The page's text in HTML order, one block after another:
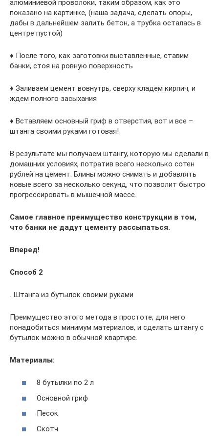
алюминиевой проволоки, таким образом, как это
показано на картинке, (наша задача, сделать опоры,
дабы в дальнейшем залить бетон, а трубка осталась в
центре пустой)
♦ После того, как заготовки выставленные, ставим
банки, стоя на ровную поверхность
♦ Заливаем цемент вовнутрь, сверху кладем кирпич, и
ждем полного засыхания
♦ Вставляем основный гриф в отверстия, вот и все –
штанга своими руками готовая!
В результате мы получаем штангу, которую мы сделали в
домашних условиях, потратив всего несколько сотен
рублей на цемент. Блины можно снимать и добавлять
новые всего за несколько секунд, что позволит быстро
прогрессировать в мышечной массе.
Самое главное преимущество конструкции в том,
что банки не дадут цементу рассыпаться.
Вперед!
Способ 2
. Штанга из бутылок своими руками
Преимущество этого метода в простоте, для него
понадобиться минимум материалов, и сделать штангу с
бутылок можно в обычной квартире.
Материалы:
8 бутылки по 2 л
Основной гриф
Песок
Скотч